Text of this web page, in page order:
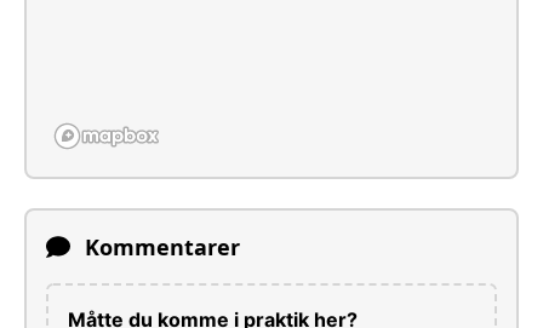
Kommentarer
Måtte du komme i praktik her?